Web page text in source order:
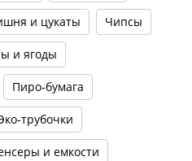
и цукаты Чипсы
и ягоды
Пиро-бумага
трубочки
и емкости